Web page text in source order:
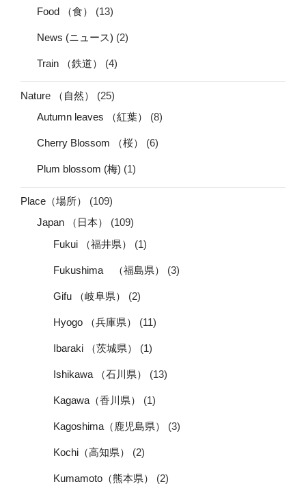
Food （食） (13)
News (ニュース) (2)
Train （鉄道） (4)
Nature （自然）
(25)
Autumn leaves （紅葉）
(8)
Cherry Blossom （桜） (6)
Plum blossom (梅) (1)
Place（場所）
(109)
Japan （日本）
(109)
Fukui （福井県）
(1)
Fukushima （福島県） (3)
Gifu （岐阜県） (2)
Hyogo （兵庫県） (11)
Ibaraki （茨城県） (1)
Ishikawa （石川県） (13)
Kagawa（香川県） (1)
Kagoshima（鹿児島県） (3)
Kochi（高知県） (2)
Kumamoto（熊本県） (2)